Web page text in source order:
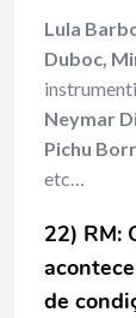
Lula
Duboc,
Neymar
Pichu
etc…
22) RM:
de